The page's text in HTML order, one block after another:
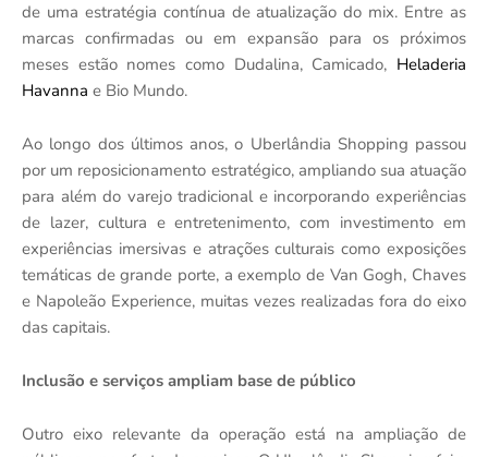
de uma estratégia contínua de atualização do mix. Entre as
marcas confirmadas ou em expansão para os próximos
meses estão nomes como Dudalina, Camicado, Heladeria
Havanna e Bio Mundo.
Ao longo dos últimos anos, o Uberlândia Shopping passou
por um reposicionamento estratégico, ampliando sua atuação
para além do varejo tradicional e incorporando experiências
de lazer, cultura e entretenimento, com investimento em
experiências imersivas e atrações culturais como exposições
temáticas de grande porte, a exemplo de Van Gogh, Chaves
e Napoleão Experience, muitas vezes realizadas fora do eixo
das capitais.
Inclusão e serviços ampliam base de público
Outro eixo relevante da operação está na ampliação de